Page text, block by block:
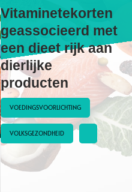
Vitaminetekorten
geassocieerd met
een dieet rijk aan
dierlijke
producten
VOEDINGSVOORLICHTING
VOLKSGEZONDHEID